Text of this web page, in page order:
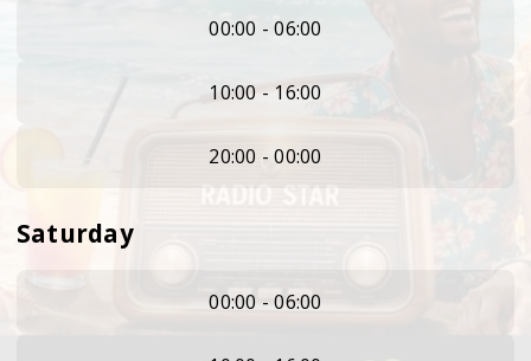
00:00 - 06:00
10:00 - 16:00
20:00 - 00:00
Saturday
00:00 - 06:00